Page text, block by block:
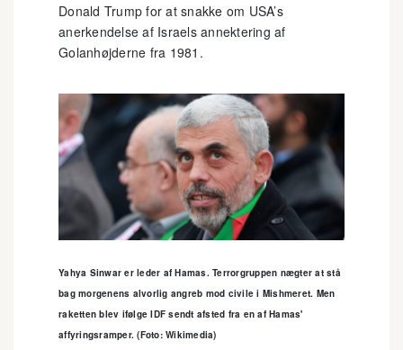
Donald Trump for at snakke om USA’s
anerkendelse af Israels annektering af
Golanhøjderne fra 1981.
Yahya Sinwar er leder af Hamas. Terrorgruppen nægter at stå
bag morgenens alvorlig angreb mod civile i Mishmeret. Men
raketten blev ifølge IDF sendt afsted fra en af Hamas'
affyringsramper. (Foto: Wikimedia)